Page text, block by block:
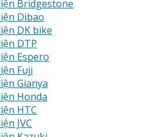
Bridgestone
Dibao
DK bike
DTP
Espero
Fuji
Gianya
Honda
HTC
JVC